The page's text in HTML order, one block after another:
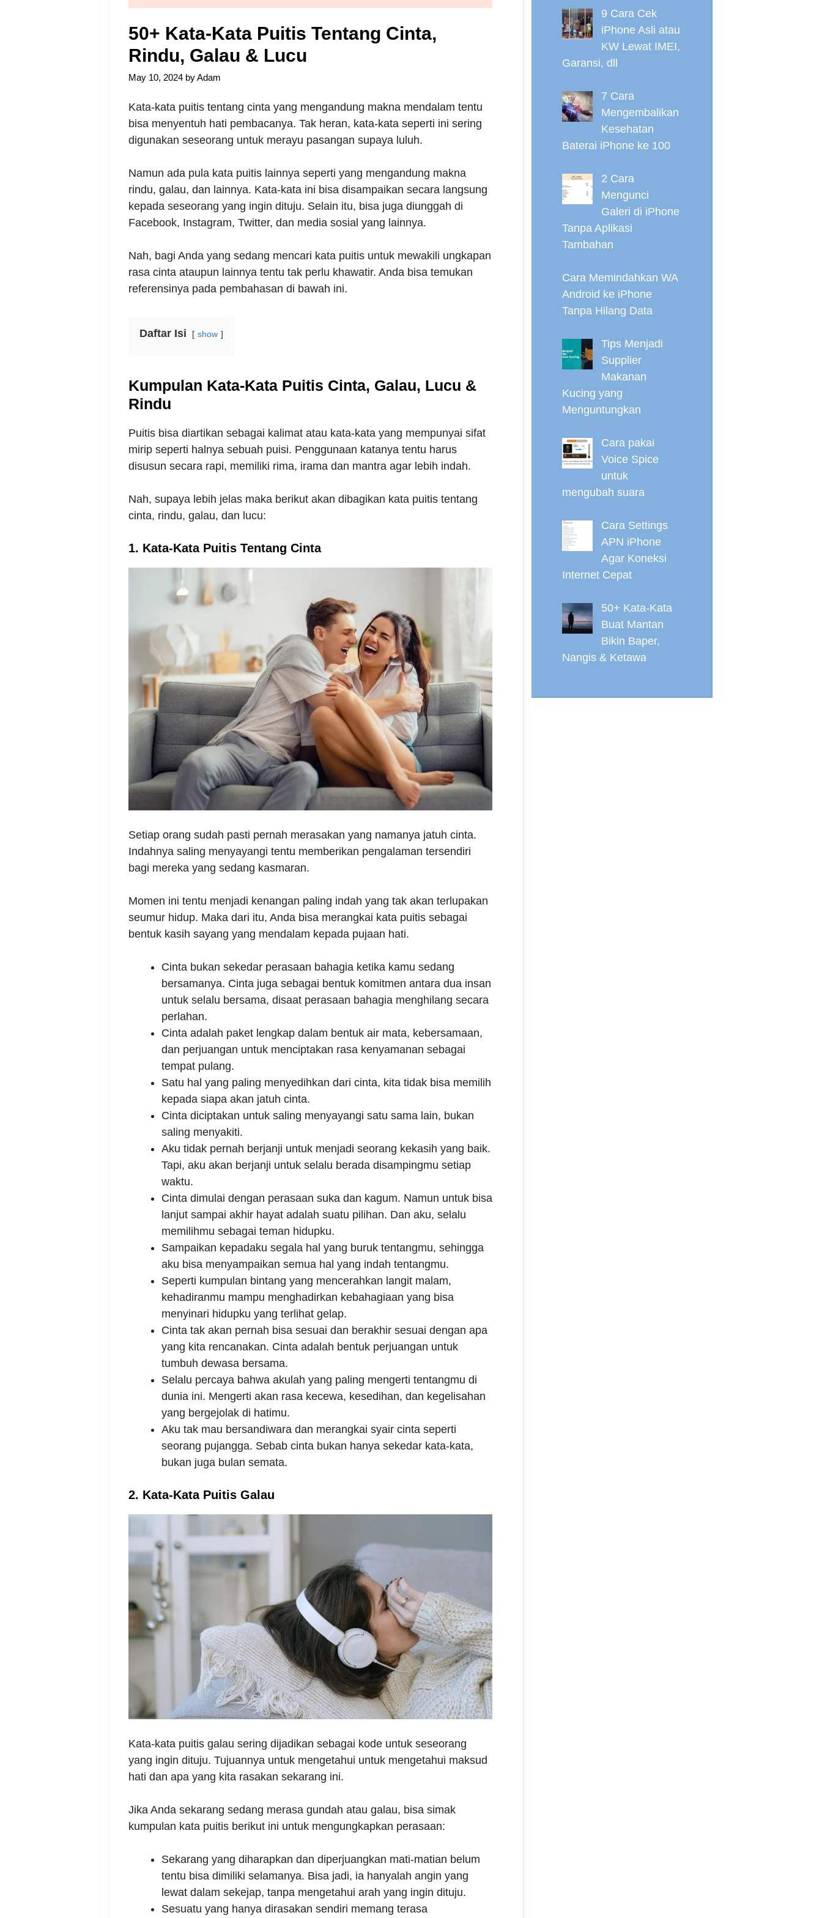
50+ Kata-Kata Puitis Tentang Cinta,
Rindu, Galau & Lucu
May 10, 2024 byAdam
Kata-kata puitis tentang cinta yang mengandung makna mendalam tentu
bisa menyentuh hati pembacanya. Tak heran, kata-kata seperti ini sering
digunakan seseorang untuk merayu pasangan supaya luluh.
Namun ada pula kata puitis lainnya seperti yang mengandung makna
rindu, galau, dan lainnya. Kata-kata ini bisa disampaikan secara langsung
kepada seseorang yang ingin dituju. Selain itu, bisa juga diunggah di
Facebook, Instagram, Twitter, dan media sosial yang lainnya.
Nah, bagi Anda yang sedang mencari kata puitis untuk mewakili ungkapan
rasa cinta ataupun lainnya tentu tak perlu khawatir. Anda bisa temukan
referensinya pada pembahasan di bawah ini.
Daftar Isi show
Kumpulan Kata-Kata Puitis Cinta, Galau, Lucu &
Rindu
Puitis bisa diartikan sebagai kalimat atau kata-kata yang mempunyai sifat
mirip seperti halnya sebuah puisi. Penggunaan katanya tentu harus
disusun secara rapi, memiliki rima, irama dan mantra agar lebih indah.
Nah, supaya lebih jelas maka berikut akan dibagikan kata puitis tentang
cinta, rindu, galau, dan lucu:
1. Kata-Kata Puitis Tentang Cinta
Setiap orang sudah pasti pernah merasakan yang namanya jatuh cinta.
Indahnya saling menyayangi tentu memberikan pengalaman tersendiri
bagi mereka yang sedang kasmaran.
Momen ini tentu menjadi kenangan paling indah yang tak akan terlupakan
seumur hidup. Maka dari itu, Anda bisa merangkai kata puitis sebagai
bentuk kasih sayang yang mendalam kepada pujaan hati.
Cinta bukan sekedar perasaan bahagia ketika kamu sedang
bersamanya. Cinta juga sebagai bentuk komitmen antara dua insan
untuk selalu bersama, disaat perasaan bahagia menghilang secara
perlahan.
Cinta adalah paket lengkap dalam bentuk air mata, kebersamaan,
dan perjuangan untuk menciptakan rasa kenyamanan sebagai
tempat pulang.
Satu hal yang paling menyedihkan dari cinta, kita tidak bisa memilih
kepada siapa akan jatuh cinta.
Cinta diciptakan untuk saling menyayangi satu sama lain, bukan
saling menyakiti.
Aku tidak pernah berjanji untuk menjadi seorang kekasih yang baik.
Tapi, aku akan berjanji untuk selalu berada disampingmu setiap
waktu.
Cinta dimulai dengan perasaan suka dan kagum. Namun untuk bisa
lanjut sampai akhir hayat adalah suatu pilihan. Dan aku, selalu
memilihmu sebagai teman hidupku.
Sampaikan kepadaku segala hal yang buruk tentangmu, sehingga
aku bisa menyampaikan semua hal yang indah tentangmu.
Seperti kumpulan bintang yang mencerahkan langit malam,
kehadiranmu mampu menghadirkan kebahagiaan yang bisa
menyinari hidupku yang terlihat gelap.
Cinta tak akan pernah bisa sesuai dan berakhir sesuai dengan apa
yang kita rencanakan. Cinta adalah bentuk perjuangan untuk
tumbuh dewasa bersama.
Selalu percaya bahwa akulah yang paling mengerti tentangmu di
dunia ini. Mengerti akan rasa kecewa, kesedihan, dan kegelisahan
yang bergejolak di hatimu.
Aku tak mau bersandiwara dan merangkai syair cinta seperti
seorang pujangga. Sebab cinta bukan hanya sekedar kata-kata,
bukan juga bulan semata.
2. Kata-Kata Puitis Galau
Kata-kata puitis galau sering dijadikan sebagai kode untuk seseorang
yang ingin dituju. Tujuannya untuk mengetahui untuk mengetahui maksud
hati dan apa yang kita rasakan sekarang ini.
Jika Anda sekarang sedang merasa gundah atau galau, bisa simak
kumpulan kata puitis berikut ini untuk mengungkapkan perasaan:
Sekarang yang diharapkan dan diperjuangkan mati-matian belum
tentu bisa dimiliki selamanya. Bisa jadi, ia hanyalah angin yang
lewat dalam sekejap, tanpa mengetahui arah yang ingin dituju.
Sesuatu yang hanya dirasakan sendiri memang terasa
9 Cara Cek
iPhone Asli atau
KW Lewat IMEI,
Garansi, dll
7 Cara
Mengembalikan
Kesehatan
Baterai iPhone ke 100
2 Cara
Mengunci
Galeri di iPhone
Tanpa Aplikasi
Tambahan
Cara Memindahkan WA
Android ke iPhone
Tanpa Hilang Data
Tips Menjadi
Supplier
Makanan
Kucing yang
Menguntungkan
Cara pakai
Voice Spice
untuk
mengubah suara
Cara Settings
APN iPhone
Agar Koneksi
Internet Cepat
50+ Kata-Kata
Buat Mantan
Bikin Baper,
Nangis & Ketawa